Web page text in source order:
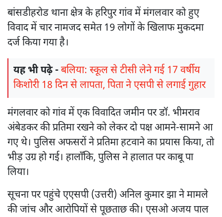
बांसडीहरोड थाना क्षेत्र के हरिपुर गांव में मंगलवार को हुए
विवाद में चार नामजद समेत 19 लोगों के खिलाफ मुकदमा
दर्ज किया गया है।
यह भी पढ़े -बलिया: स्कूल से टीसी लेने गई 17 वर्षीय
किशोरी 18 दिन से लापता, पिता ने एसपी से लगाई गुहार
मंगलवार को गांव में एक विवादित जमीन पर डॉ. भीमराव
अंबेडकर की प्रतिमा रखने को लेकर दो पक्ष आमने-सामने आ
गए थे। पुलिस अफसरों ने प्रतिमा हटवाने का प्रयास किया, तो
भीड़ उग्र हो गई। हालाँकि, पुलिस ने हालात पर काबू पा
लिया।
सूचना पर पहुंचे एएसपी (उत्तरी) अनिल कुमार झा ने मामले
की जांच और आरोपियों से पूछताछ की। एसओ अजय पाल